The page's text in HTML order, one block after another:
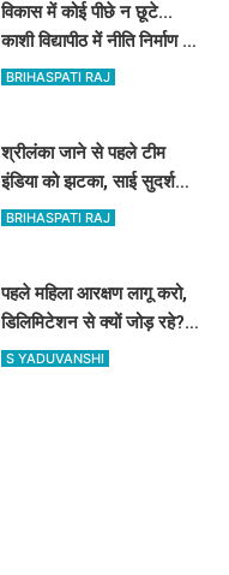
विकास में कोई पीछे न छूटे...
काशी विद्यापीठ में नीति निर्माण पर
हुआ विशेष व्याख्यान
BRIHASPATI RAJ
श्रीलंका जाने से पहले टीम
इंडिया को झटका, साई सुदर्शन
पूरी टेस्ट सीरीज से OUT!
BRIHASPATI RAJ
पहले महिला आरक्षण लागू करो,
डिलिमिटेशन से क्यों जोड़ रहे?
राहुल गांधी का रिजिजू से सवाल
S YADUVANSHI